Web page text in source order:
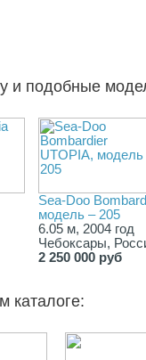
и подобные
Sea-Doo
модель – 205
6.05 м, 2004 год
Чебоксары,
2 250 000 руб
каталоге: